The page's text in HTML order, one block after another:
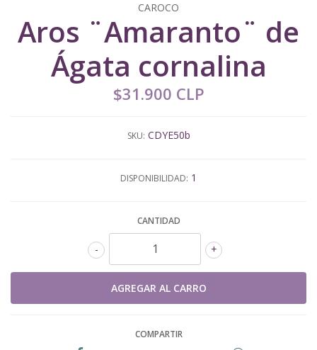
CAROCO
Aros ¨Amaranto¨ de
Ágata cornalina
$31.900 CLP
SKU: CDYE50b
DISPONIBILIDAD: 1
CANTIDAD
+
-
COMPARTIR